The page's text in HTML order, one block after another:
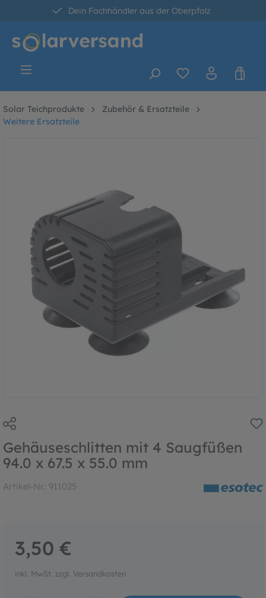
springen
Dein Fachhändler aus der Oberpfalz
30 Tage kostenlose Retoure
Solar Teichprodukte
Zubehör & Ersatzteile
Weitere Ersatzteile
Gehäuseschlitten mit 4 Saugfüßen
94.0 x 67.5 x 55.0 mm
Artikel-Nr.: 911025
3,50 €
inkl. MwSt. zzgl. Versandkosten